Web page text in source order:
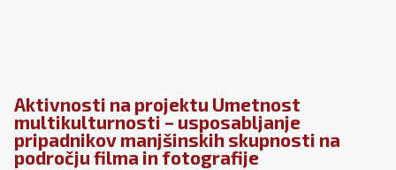
Aktivnosti na projektu Umetnost
multikulturnosti – usposabljanje
pripadnikov manjšinskih skupnosti na
področju filma in fotografije